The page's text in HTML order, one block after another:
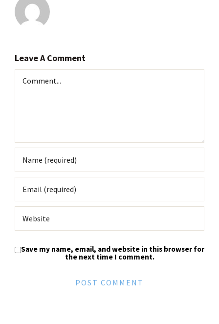
Leave A Comment
Comment
Save my name, email, and website in this browser for
the next time I comment.